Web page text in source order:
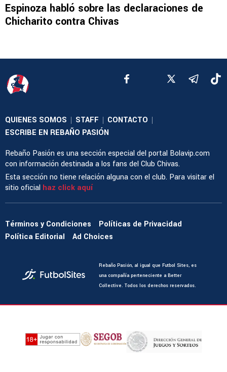
Espinoza habló sobre las declaraciones de
Chicharito contra Chivas
QUIENES SOMOS | STAFF | CONTACTO |
ESCRIBE EN REBAÑO PASIÓN
Rebaño Pasión es una sección especial del portal Bolavip.com
con información destinada a los fans del Club Chivas.
Esta sección no tiene relación alguna con el club. Para visitar el
sitio oficial haz click aquí
Términos y Condiciones
Políticas de Privacidad
Política Editorial
Ad Choices
Rebaño Pasión, al igual que Futbol Sites, es
una compañía perteneciente a Better
Collective. Todos los derechos reservados.